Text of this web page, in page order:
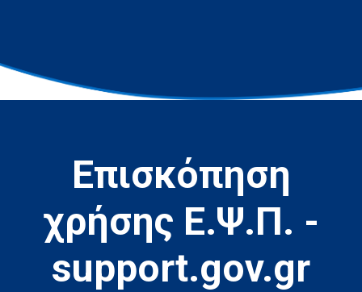
Επισκόπηση
χρήσης Ε.Ψ.Π. -
support.gov.gr